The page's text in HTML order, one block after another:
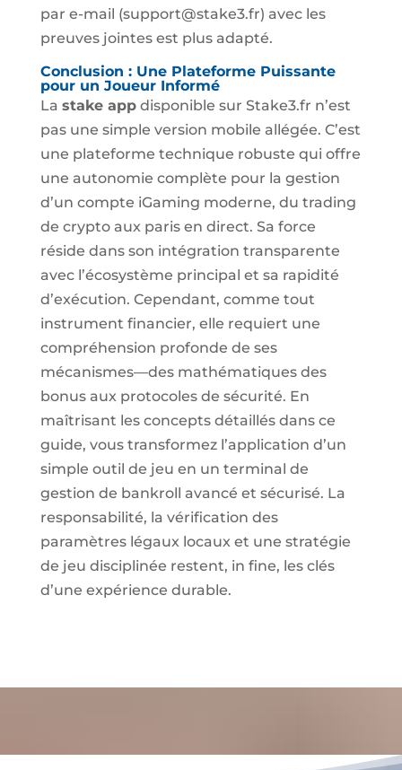
par e-mail (support@stake3.fr) avec les
preuves jointes est plus adapté.
Conclusion : Une Plateforme Puissante
pour un Joueur Informé
La stake appdisponible sur Stake3.fr n’est
pas une simple version mobile allégée. C’est
une plateforme technique robuste qui offre
une autonomie complète pour la gestion
d’un compte iGaming moderne, du trading
de crypto aux paris en direct. Sa force
réside dans son intégration transparente
avec l’écosystème principal et sa rapidité
d’exécution. Cependant, comme tout
instrument financier, elle requiert une
compréhension profonde de ses
mécanismes—des mathématiques des
bonus aux protocoles de sécurité. En
maîtrisant les concepts détaillés dans ce
guide, vous transformez l’application d’un
simple outil de jeu en un terminal de
gestion de bankroll avancé et sécurisé. La
responsabilité, la vérification des
paramètres légaux locaux et une stratégie
de jeu disciplinée restent, in fine, les clés
d’une expérience durable.